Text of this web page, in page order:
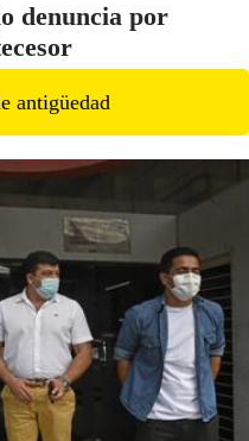
denuncia por
antigüedad